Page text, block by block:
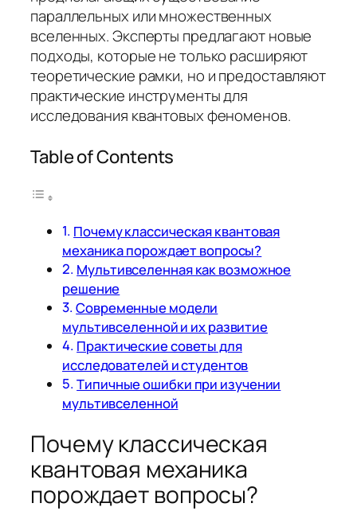
параллельных или множественных
вселенных. Эксперты предлагают новые
подходы, которые не только расширяют
теоретические рамки, но и предоставляют
практические инструменты для
исследования квантовых феноменов.
Table of Contents
Почему классическая квантовая
механика порождает вопросы?
Мультивселенная как возможное
решение
Современные модели
мультивселенной и их развитие
Практические советы для
исследователей и студентов
Типичные ошибки при изучении
мультивселенной
Почему классическая
квантовая механика
порождает вопросы?